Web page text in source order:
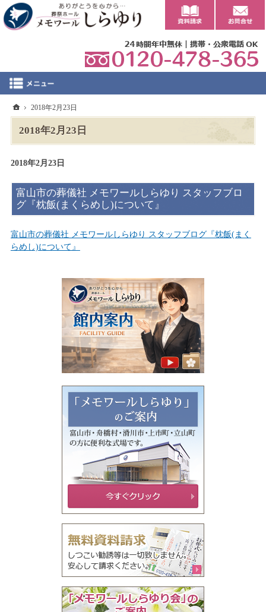
2018年2月23日
2018年2月23日
富山市の葬儀社 メモワールしらゆり スタッフブロ
グ『枕飯(まくらめし)について』
富山市の葬儀社 メモワールしらゆり スタッフブログ『枕飯(まく
らめし)について』
ホーム
2018年2月23日